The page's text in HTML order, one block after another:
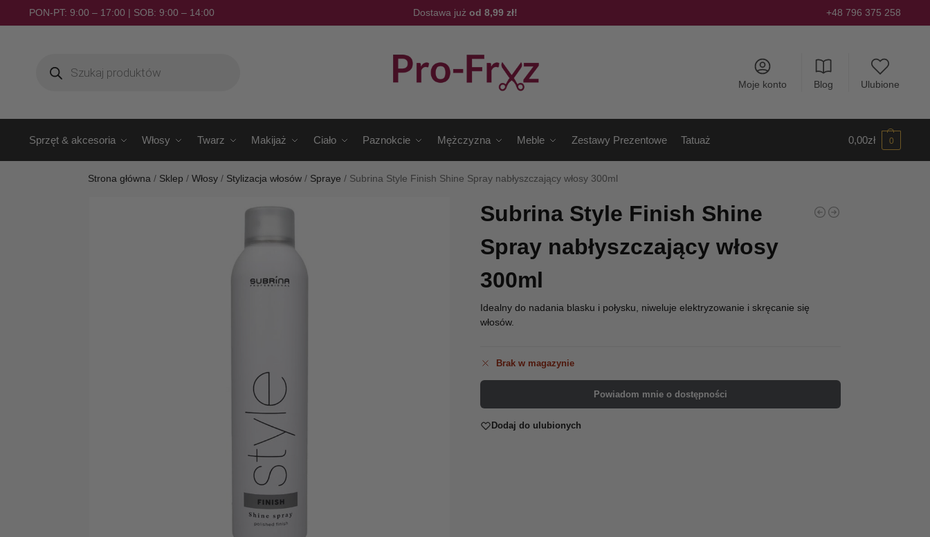
PON-PT: 9:00 – 17:00 | SOB: 9:00 – 14:00 Dostawa już od 8,99 zł! +48 796 375 258
Moje konto Blog Ulubione
Sprzęt & akcesoria Włosy Twarz Makijaż Ciało Paznokcie Mężczyzna Meble Zestawy Prezentowe Tatuaż 0,00zł 0
Strona główna / Sklep /Włosy / Stylizacja włosów / Spraye / Subrina Style Finish Shine Spray nabłyszczający włosy 300ml
Subrina Style Finish Shine
Spray nabłyszczający włosy
300ml
Idealny do nadania blasku i połysku, niweluje elektryzowanie i skręcanie się
włosów.
Brak w magazynie
Powiadom mnie o dostępności
Dodaj do ulubionych